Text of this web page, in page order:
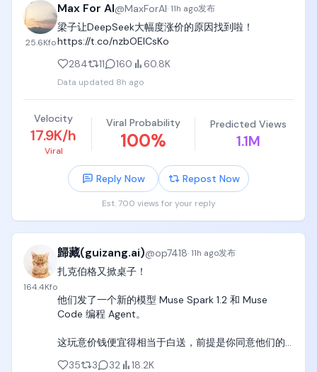
25.6Kfo
Max For AI@MaxForAI·11h ago发布
梁子让DeepSeek大幅度涨价的原因找到啦！
https://t.co/nzbOElCsKo
284
11 160 60.8K
Data updated 8h ago
Velocity
17.9K/h
Viral
Viral Probability
100%
Predicted Views
1.1M
Reply Now Repost Now
Est. 700 views for your reply
164.4Kfo
歸藏(guizang.ai)@op7418·11h ago发布
扎克伯格又掀桌子！
他们发了一个新的模型 Muse Spark 1.2 和 Muse
Code 编程 Agent。
这玩意价钱便宜得相当于白送，前提是你同意他们的
35 3 32 18.2K